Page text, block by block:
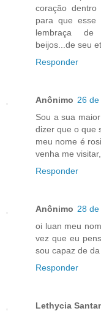
coração
para que
lembraça de
beijos...de seu
Responder
Anônimo 26
Sou a sua
dizer que o que
meu nome é
venha me
Responder
Anônimo 28
oi luan meu
vez que eu
sou capaz de
Responder
Lethycia